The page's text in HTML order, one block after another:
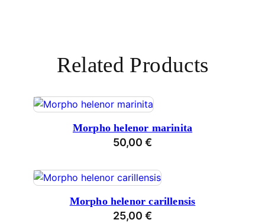
Related Products
Morpho helenor marinita
50,00 €
Morpho helenor carillensis
25,00 €